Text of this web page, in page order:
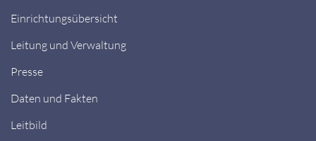
Einrichtungsübersicht
Leitung und Verwaltung
Presse
Daten und Fakten
Leitbild